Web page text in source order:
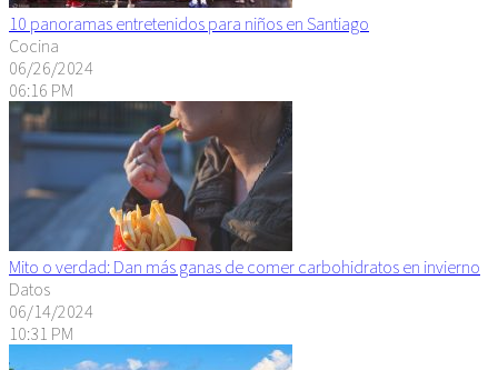
10 panoramas entretenidos para niños en Santiago
Cocina
06/26/2024
06:16 PM
Mito o verdad: Dan más ganas de comer carbohidratos en invierno
Datos
06/14/2024
10:31 PM